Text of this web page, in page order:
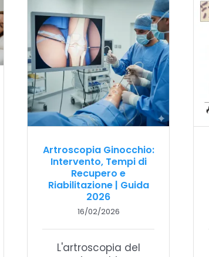
Artroscopia Ginocchio:
Intervento, Tempi di
Recupero e
Riabilitazione | Guida
2026
16/02/2026
L'artroscopia del